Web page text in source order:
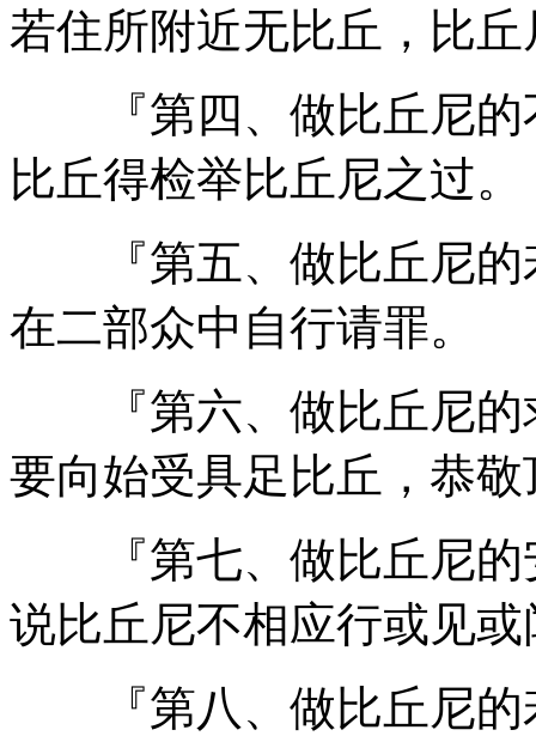
若住所附近无比丘，比
『第四、做比丘尼的
比丘得检举比丘尼之过。
『第五、做比丘尼的
在二部众中自行请罪。
『第六、做比丘尼的
要向始受具足比丘，恭
『第七、做比丘尼的
说比丘尼不相应行或见
『第八、做比丘尼的